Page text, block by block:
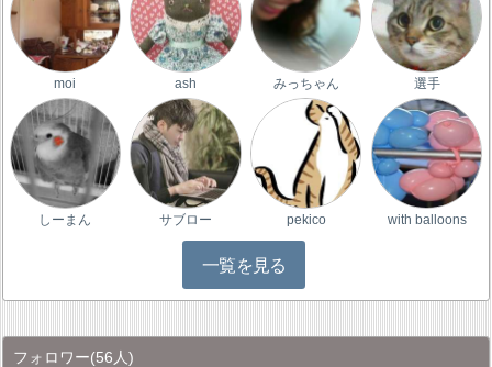
moi ash みっちゃん 選手
しーまん サブロー pekico with balloons
一覧を見る
フォロワー(56人)